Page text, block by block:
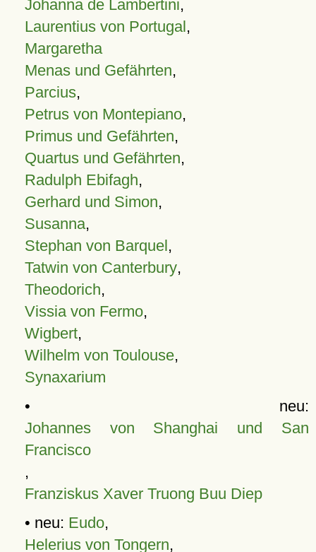
Johanna de Lambertini,
Laurentius von Portugal,
Margaretha
Menas und Gefährten,
Parcius,
Petrus von Montepiano,
Primus und Gefährten,
Quartus und Gefährten,
Radulph Ebifagh,
Gerhard und Simon,
Susanna,
Stephan von Barquel,
Tatwin von Canterbury,
Theodorich,
Vissia von Fermo,
Wigbert,
Wilhelm von Toulouse,
Synaxarium
• neu:
Johannes von Shanghai und San
Francisco
,
Franziskus Xaver Truong Buu Diep
• neu: Eudo,
Helerius von Tongern,